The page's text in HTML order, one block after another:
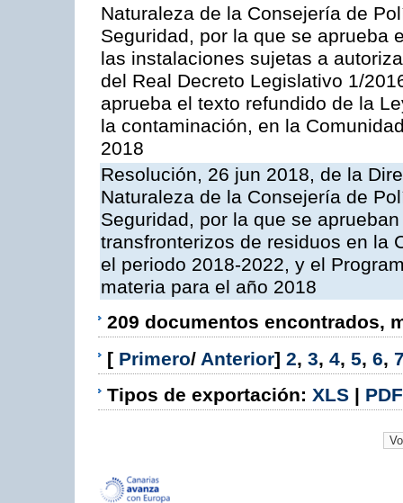
Naturaleza de la Consejería de
Seguridad, por la que se aprueba
las instalaciones sujetas a
del Real Decreto Legislativo 1/
aprueba el texto refundido de la
la contaminación, en la
2018
Resolución, 26 jun 2018, de la
Naturaleza de la Consejería de
Seguridad, por la que se
transfronterizos de residuos en la
el periodo 2018-2022, y el
materia para el año 2018
209 documentos encontrados,
[ Primero/ Anterior] 2, 3, 4, 5, 6,
Tipos de exportación: XLS | PDF